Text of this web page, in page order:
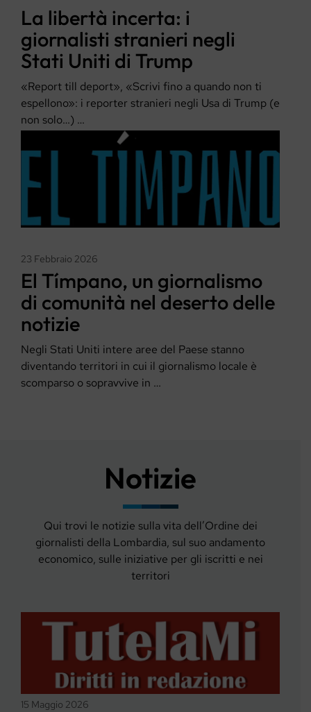
La libertà incerta: i
giornalisti stranieri negli
Stati Uniti di Trump
«Report till deport», «Scrivi fino a quando non ti
espellono»: i reporter stranieri negli Usa di Trump (e
non solo…) …
23 Febbraio 2026
El Tímpano, un giornalismo
di comunità nel deserto delle
notizie
Negli Stati Uniti intere aree del Paese stanno
diventando territori in cui il giornalismo locale è
scomparso o sopravvive in …
Notizie
Qui trovi le notizie sulla vita dell’Ordine dei
giornalisti della Lombardia, sul suo andamento
economico, sulle iniziative per gli iscritti e nei
territori
15 Maggio 2026